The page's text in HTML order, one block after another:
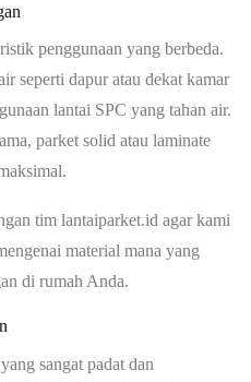
penggunaan yang berbeda.
seperti dapur atau dekat kamar
lantai SPC yang tahan air.
parket solid atau laminate
tim lantaiparket.id agar kami
material mana yang
di rumah Anda.
sangat padat dan